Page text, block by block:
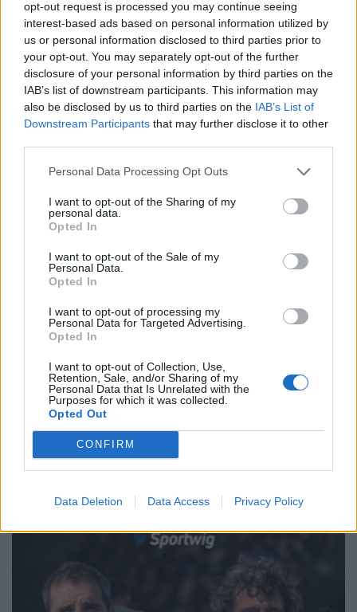
opt-out request is processed you may continue seeing
interest-based ads based on personal information utilized by
us or personal information disclosed to third parties prior to
your opt-out. You may separately opt-out of the further
disclosure of your personal information by third parties on the
IAB’s list of downstream participants. This information may
also be disclosed by us to third parties on the IAB’s List of
Downstream Participants that may further disclose it to other
Personal Data Processing Opt Outs
I want to opt-out of the Sharing of my
personal data.
Opted In
I want to opt-out of the Sale of my
Personal Data.
Opted In
I want to opt-out of processing my
Personal Data for Targeted Advertising.
Opted In
I want to opt-out of Collection, Use,
Retention, Sale, and/or Sharing of my
Personal Data that Is Unrelated with the
Purposes for which it was collected.
Opted Out
CONFIRM
Data Deletion Data Access Privacy Policy
CHALLENGE CUP
Le Zebre fanno la storia: Pau battuto
31-15, si va ai quarti di Challenge
video
Fabrizio Sicignano / 05.04.2026 21:06
Sei azzurri avanti in Coppa: Vintcent e
Daniele Goegan / 05.04.2026 00:51
finale al cardiopalma, finisce 38-35
video
1
Pagina 1 di 37